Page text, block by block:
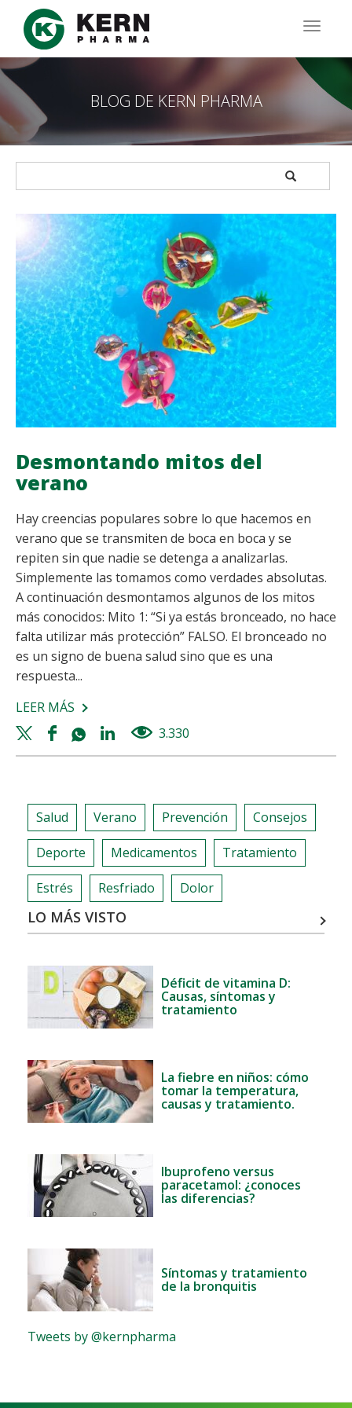
Pasar
contenido
principal
BLOG DE KERN PHARMA
APPLY
Desmontando mitos del
verano
Hay creencias populares sobre lo que hacemos en
verano que se transmiten de boca en boca y se
repiten sin que nadie se detenga a analizarlas.
Simplemente las tomamos como verdades absolutas.
A continuación desmontamos algunos de los mitos
más conocidos: Mito 1: “Si ya estás bronceado, no hace
falta utilizar más protección” FALSO. El bronceado no
es un signo de buena salud sino que es una
respuesta...
LEER MÁS SOBRE
DESMONTANDO
MITOS
Twitter
share
Facebook
share
Whatsapp
share
Linkedin
share
3.330
Salud Verano Prevención Consejos
Deporte Medicamentos Tratamiento
Estrés Resfriado Dolor
LO MÁS VISTO
Déficit de vitamina D:
Causas, síntomas y
tratamiento
La fiebre en niños: cómo
tomar la temperatura,
causas y tratamiento.
Ibuprofeno versus
paracetamol: ¿conoces
las diferencias?
Síntomas y tratamiento
de la bronquitis
Tweets by @kernpharma